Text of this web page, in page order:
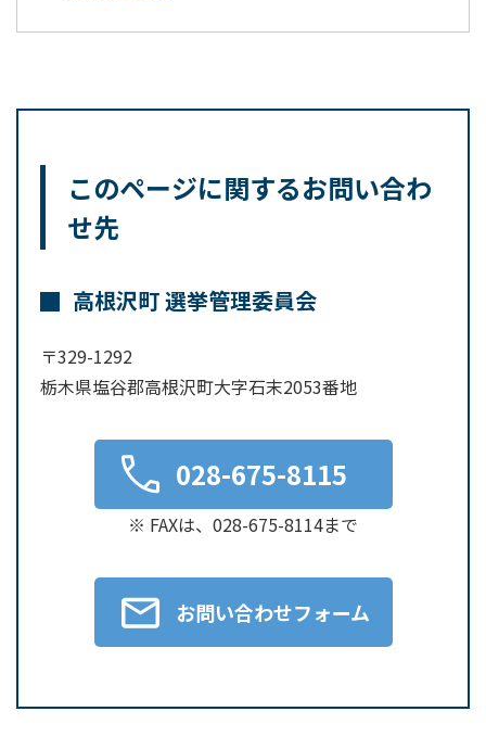
このページに関するお問い合わ
せ先
高根沢町 選挙管理委員会
〒329-1292
栃木県塩谷郡高根沢町大字石末2053番地
028-675-8115
※ FAXは、028-675-8114まで
お問い合わせフォーム